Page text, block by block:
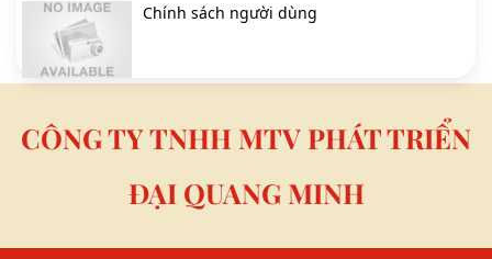
Chính sách người dùng
CÔNG TY TNHH MTV PHÁT TRIỂN
ĐẠI QUANG MINH